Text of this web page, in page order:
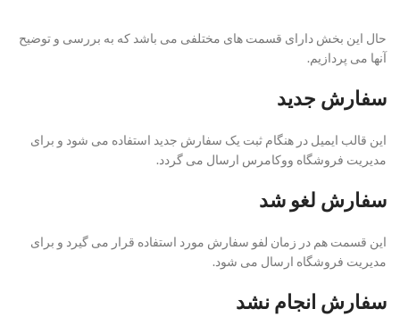
حال این بخش دارای قسمت های مختلفی می باشد که به بررسی و توضیح
آنها می پردازیم.
سفارش جدید
این قالب ایمیل در هنگام ثبت یک سفارش جدید استفاده می شود و برای
مدیریت فروشگاه ووکامرس ارسال می گردد.
سفارش لغو شد
این قسمت هم در زمان لفو سفارش مورد استفاده قرار می گیرد و برای
مدیریت فروشگاه ارسال می شود.
سفارش انجام نشد